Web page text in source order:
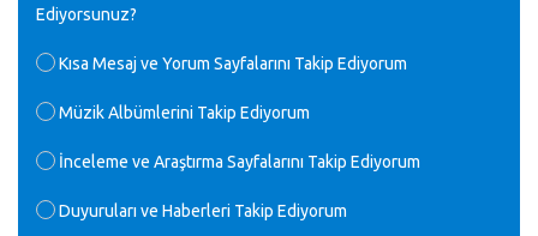
♪
Değerli Müfit hocama en içten sevgi saygılarımı iletin
yaptım.1994 yılında derginin bu daldaki ödülüne layık
görülmüştüm evde yıllar sonra plaketi buldum hadi bir
de verdiği ödülü değerli hocam arşivinde fotoğraf larımız ile
herkese en derin saygılarımı sunarım.Ne olur hocamın
Ediyorsunuz?
Kısa Mesaj ve Yorum Sayfalarını Takip Ediyorum
Müzik Albümlerini Takip Ediyorum
İnceleme ve Araştırma Sayfalarını Takip Ediyorum
Duyuruları ve Haberleri Takip Ediyorum